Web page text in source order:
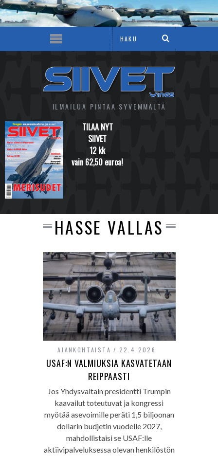
ILMAILUA PINTAA SYVEMMÄLTÄ
TILAA NYT
SIIVET
12 kk
vain 62,50 euroa!
HASSE VALLAS
AJANKOHTAISTA 22.4.2026
USAF:N VALMIUKSIA KASVATETAAN
REIPPAASTI
Jos Yhdysvaltain presidentti Trumpin
kaavailut toteutuvat ja kongressi
myötää asevoimille peräti 1,5 biljoonan
dollarin budjetin vuodelle 2027,
mahdollistaisi se USAF:lle
aktiivipalveluksessa olevan henkilöstön